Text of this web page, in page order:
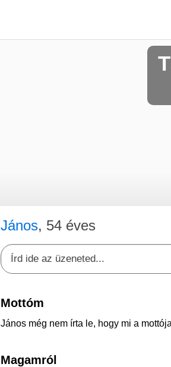
János, 54 éves
Mottóm
János még nem írta le, hogy mi a
Magamról